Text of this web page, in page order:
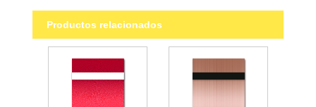
Productos relacionados